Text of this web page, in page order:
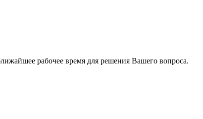
рабочее время для решения Вашего вопроса.